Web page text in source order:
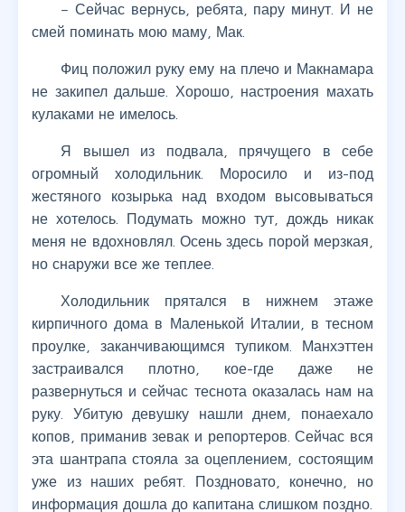
– Сейчас вернусь, ребята, пару минут. И не
смей поминать мою маму, Мак.
Фиц положил руку ему на плечо и Макнамара
не закипел дальше. Хорошо, настроения махать
кулаками не имелось.
Я вышел из подвала, прячущего в себе
огромный холодильник. Моросило и из-под
жестяного козырька над входом высовываться
не хотелось. Подумать можно тут, дождь никак
меня не вдохновлял. Осень здесь порой мерзкая,
но снаружи все же теплее.
Холодильник прятался в нижнем этаже
кирпичного дома в Маленькой Италии, в тесном
проулке, заканчивающимся тупиком. Манхэттен
застраивался плотно, кое-где даже не
развернуться и сейчас теснота оказалась нам на
руку. Убитую девушку нашли днем, понаехало
копов, приманив зевак и репортеров. Сейчас вся
эта шантрапа стояла за оцеплением, состоящим
уже из наших ребят. Поздновато, конечно, но
информация дошла до капитана слишком поздно.